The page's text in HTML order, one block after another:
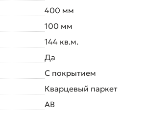
400 мм
100 мм
144 кв.м.
Да
С покрытием
Кварцевый паркет
AB